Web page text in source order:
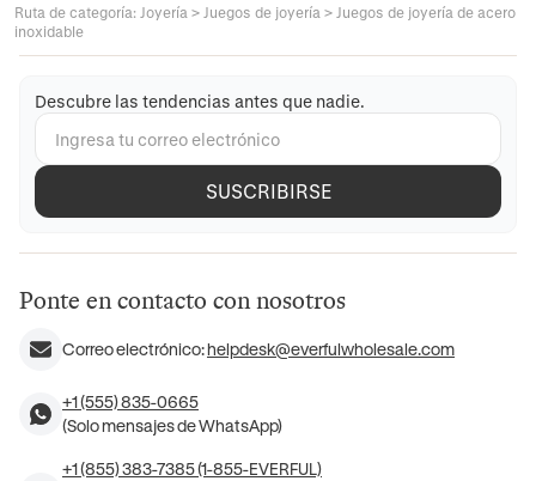
Ruta de categoría: Joyería > Juegos de joyería > Juegos de joyería de acero
inoxidable
Descubre las tendencias antes que nadie.
SUSCRIBIRSE
Ponte en contacto con nosotros
Correo electrónico:helpdesk@everfulwholesale.com
+1 (555) 835-0665
(Solo mensajes de WhatsApp)
+1 (855) 383-7385 (1-855-EVERFUL)